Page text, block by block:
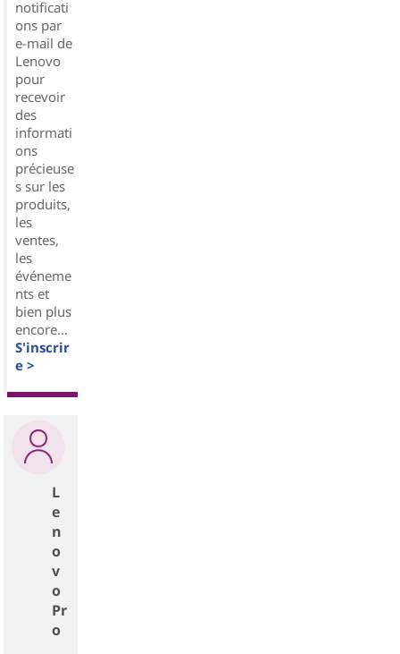
notificati
ons par
e-mail de
Lenovo
pour
recevoir
des
informati
ons
précieuse
s sur les
produits,
les
ventes,
les
événeme
nts et
bien plus
encore...
S'inscrir
e >
L
e
n
o
v
o
Pr
o